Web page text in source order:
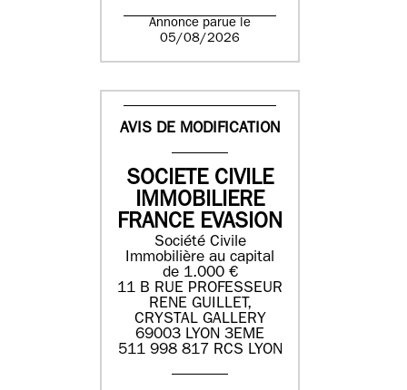
Annonce parue le
05/08/2026
AVIS DE MODIFICATION
SOCIETE CIVILE
IMMOBILIERE
FRANCE EVASION
Société Civile
Immobilière au capital
de 1.000 €
11 B RUE PROFESSEUR
RENE GUILLET,
CRYSTAL GALLERY
69003 LYON 3EME
511 998 817 RCS LYON